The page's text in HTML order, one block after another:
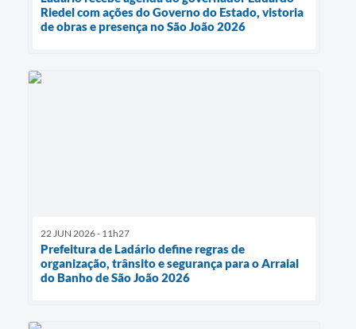
Riedel com ações do Governo do Estado, vistoria
de obras e presença no São João 2026
22 JUN 2026 - 11h27
Prefeitura de Ladário define regras de
organização, trânsito e segurança para o Arraial
do Banho de São João 2026